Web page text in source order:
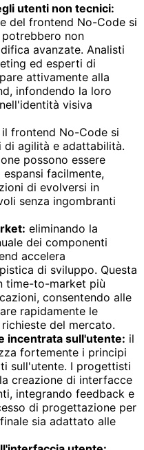
utenti non tecnici:
del frontend No-Code si
non
avanzate. Analisti
ed esperti di
attivamente alla
infondendo la loro
visiva
il frontend No-Code si
di agilità e adattabilità.
possono essere
facilmente,
di evolversi in
senza ingombranti
eliminando la
dei componenti
accelera
di sviluppo. Questa
time-to-market più
consentendo alle
rapidamente le
del mercato.
incentrata sull'utente: il
fortemente i principi
sull'utente. I progettisti
creazione di interfacce
integrando feedback e
di progettazione per
sia adattato alle